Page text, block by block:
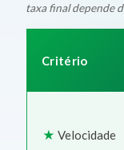
taxa final depende
Critério
Velocidade